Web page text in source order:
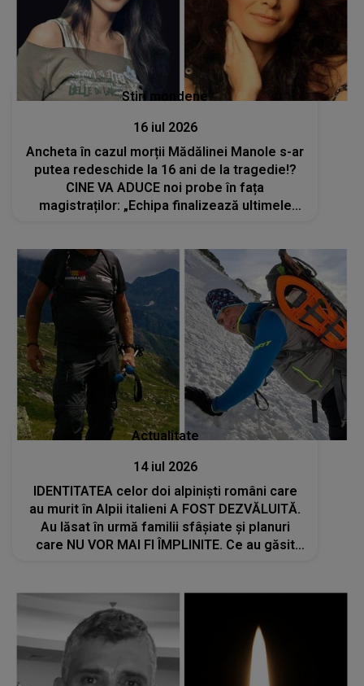
Stiri mondene
16 iul 2026
Ancheta în cazul morții Mădălinei Manole s-ar
putea redeschide la 16 ani de la tragedie!?
CINE VA ADUCE noi probe în fața
magistraților: „Echipa finalizează ultimele
Actualitate
14 iul 2026
IDENTITATEA celor doi alpiniști români care
au murit în Alpii italieni A FOST DEZVĂLUITĂ.
Au lăsat în urmă familii sfâșiate și planuri
care NU VOR MAI FI ÎMPLINITE. Ce au găsit